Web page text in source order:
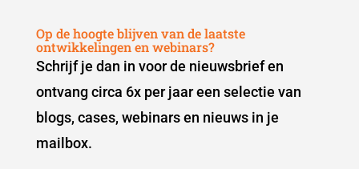
Op de hoogte blijven van de laatste
ontwikkelingen en webinars?
Schrijf je dan in voor de nieuwsbrief en
ontvang circa 6x per jaar een selectie van
blogs, cases, webinars en nieuws in je
mailbox.